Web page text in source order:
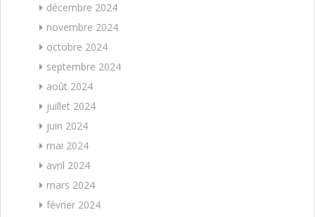
décembre 2024
novembre 2024
octobre 2024
septembre 2024
août 2024
juillet 2024
juin 2024
mai 2024
avril 2024
mars 2024
février 2024